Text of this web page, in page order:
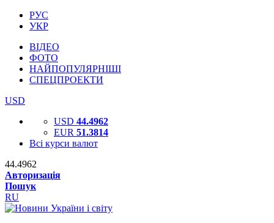
РУС
УКР
ВІДЕО
ФОТО
НАЙПОПУЛЯРНІШІ
СПЕЦПРОЕКТИ
USD
USD 44.4962
EUR 51.3814
Всі курси валют
44.4962
Авторизація
Пошук
RU